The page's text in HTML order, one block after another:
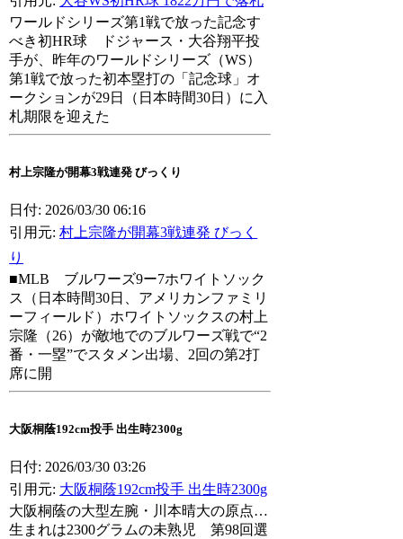
ワールドシリーズ第1戦で放った記念す
べき初HR球 ドジャース・大谷翔平投
手が、昨年のワールドシリーズ（WS）
第1戦で放った初本塁打の「記念球」オ
ークションが29日（日本時間30日）に入
札期限を迎えた
村上宗隆が開幕3戦連発 びっくり
日付: 2026/03/30 06:16
引用元:村上宗隆が開幕3戦連発 びっく
り
■MLB ブルワーズ9ー7ホワイトソック
ス（日本時間30日、アメリカンファミリ
ーフィールド）ホワイトソックスの村上
宗隆（26）が敵地でのブルワーズ戦で“2
番・一塁”でスタメン出場、2回の第2打
席に開
大阪桐蔭192cm投手 出生時2300g
日付: 2026/03/30 03:26
引用元: 大阪桐蔭192cm投手 出生時2300g
大阪桐蔭の大型左腕・川本晴大の原点…
生まれは2300グラムの未熟児 第98回選